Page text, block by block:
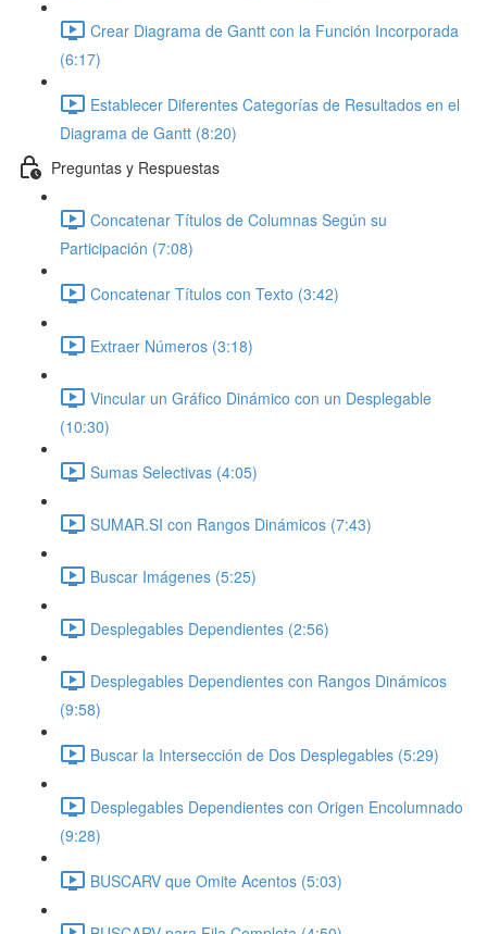
Crear Diagrama de Gantt con la Función Incorporada
(6:17)
Establecer Diferentes Categorías de Resultados en el
Diagrama de Gantt (8:20)
Preguntas y Respuestas
Concatenar Títulos de Columnas Según su
Participación (7:08)
Concatenar Títulos con Texto (3:42)
Extraer Números (3:18)
Vincular un Gráfico Dinámico con un Desplegable
(10:30)
Sumas Selectivas (4:05)
SUMAR.SI con Rangos Dinámicos (7:43)
Buscar Imágenes (5:25)
Desplegables Dependientes (2:56)
Desplegables Dependientes con Rangos Dinámicos
(9:58)
Buscar la Intersección de Dos Desplegables (5:29)
Desplegables Dependientes con Origen Encolumnado
(9:28)
BUSCARV que Omite Acentos (5:03)